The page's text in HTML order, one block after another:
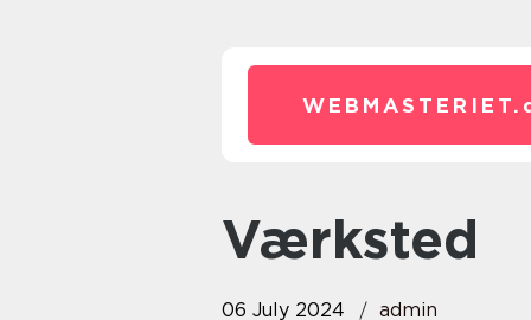
WEBMASTERIET.
Værksted
06 July 2024 admin